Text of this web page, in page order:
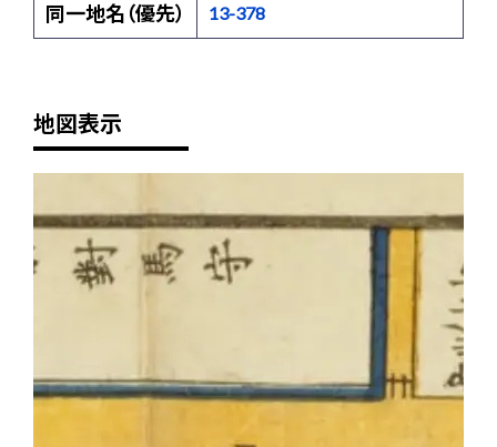
同一地名（優先）
13-378
地図表示
-